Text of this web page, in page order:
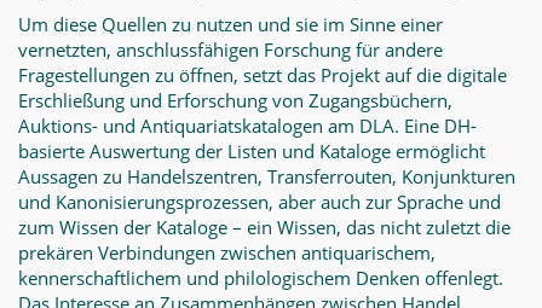
Um diese Quellen zu nutzen und sie im Sinne einer
vernetzten, anschlussfähigen Forschung für andere
Fragestellungen zu öffnen, setzt das Projekt auf die digitale
Erschließung und Erforschung von Zugangsbüchern,
Auktions- und Antiquariatskatalogen am DLA. Eine DH-
basierte Auswertung der Listen und Kataloge ermöglicht
Aussagen zu Handelszentren, Transferrouten, Konjunkturen
und Kanonisierungsprozessen, aber auch zur Sprache und
zum Wissen der Kataloge – ein Wissen, das nicht zuletzt die
prekären Verbindungen zwischen antiquarischem,
kennerschaftlichem und philologischem Denken offenlegt.
Das Interesse an Zusammenhängen zwischen Handel,